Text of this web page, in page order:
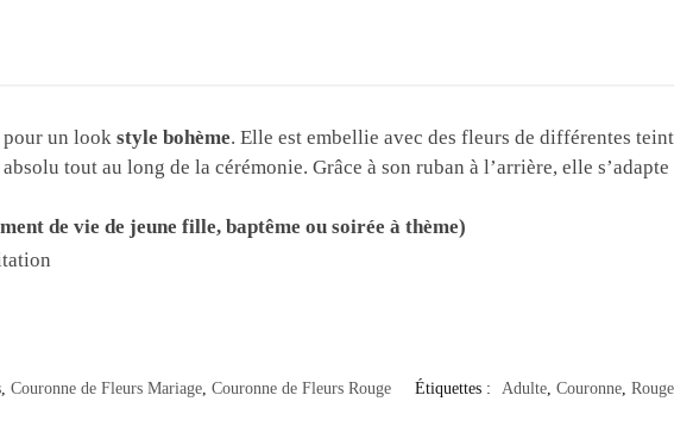
pour un lookstyle bohème. Elle est embellie avec des fleurs de différentes
tout au long de la cérémonie. Grâce à son ruban à l’arrière, elle
de vie de jeune fille, baptême ou soirée à thème)
, Couronne de Fleurs Mariage, Couronne de Fleurs Rouge Étiquettes : Adulte, Couronne, Rouge